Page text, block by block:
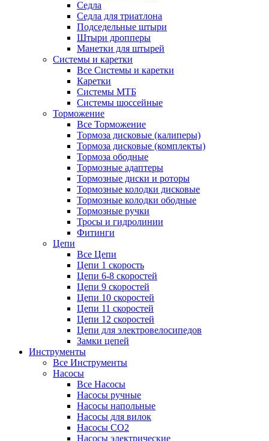
Седла
Седла для триатлона
Подседельные штыри
Штыри дропперы
Манетки для штырей
Системы и каретки
Все Системы и каретки
Каретки
Системы МТБ
Системы шоссейные
Торможение
Все Торможение
Тормоза дисковые (калиперы)
Тормоза дисковые (комплекты)
Тормоза ободные
Тормозные адаптеры
Тормозные диски и роторы
Тормозные колодки дисковые
Тормозные колодки ободные
Тормозные ручки
Тросы и гидролинии
Фитинги
Цепи
Все Цепи
Цепи 1 скорость
Цепи 6-8 скоростей
Цепи 9 скоростей
Цепи 10 скоростей
Цепи 11 скоростей
Цепи 12 скоростей
Цепи для электровелосипедов
Замки цепей
Инструменты
Все Инструменты
Насосы
Все Насосы
Насосы ручные
Насосы напольные
Насосы для вилок
Насосы CO2
Насосы электрические